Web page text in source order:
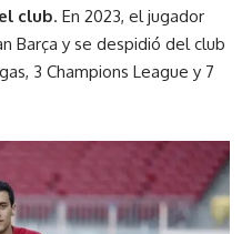
club. En 2023, el jugador
Barça y se despidió del club
3 Champions League y 7